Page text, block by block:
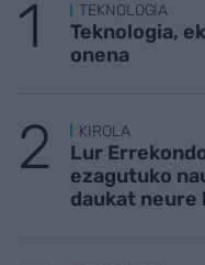
TEKNOLOGIA
Teknologia,
onena
KIROLA
Lur
ezagutuko
daukat neure